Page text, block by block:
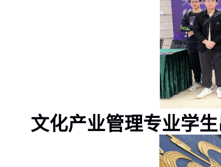
文化产业管理专业学